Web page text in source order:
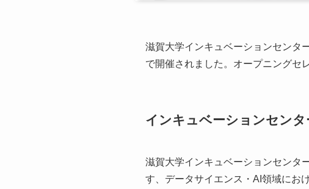
滋賀大学インキュベーションセンタ
で開催されました。オープニングセ
インキュベーションセンタ
滋賀大学インキュベーションセンタ
す、データサイエンス・AI領域にお